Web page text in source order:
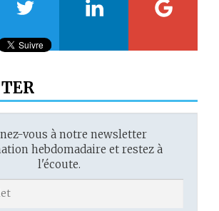
vous à notre newsletter
hebdomadaire et restez à
l'écoute.